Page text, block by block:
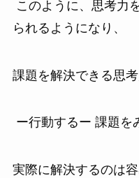
このように、思考力
られるようになり、
課題を解決できる思
ー行動するー 課題を
実際に解決するのは